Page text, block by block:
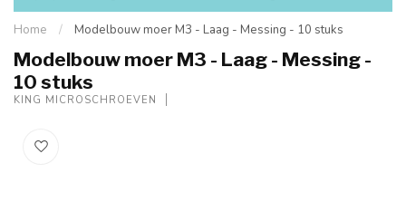
Home / Modelbouw moer M3 - Laag - Messing - 10 stuks
Modelbouw moer M3 - Laag - Messing -
10 stuks
KING MICROSCHROEVEN